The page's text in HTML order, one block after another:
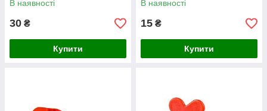
В наявності
30 ₴
Купити
В наявності
15 ₴
Купити